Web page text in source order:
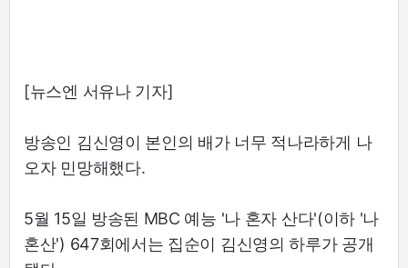
[뉴스엔 서유나 기자]
방송인 김신영이 본인의 배가 너무 적나라하게 나
오자 민망해했다.
5월 15일 방송된 MBC 예능 '나 혼자 산다'(이하 '나
혼산') 647회에서는 집순이 김신영의 하루가 공개